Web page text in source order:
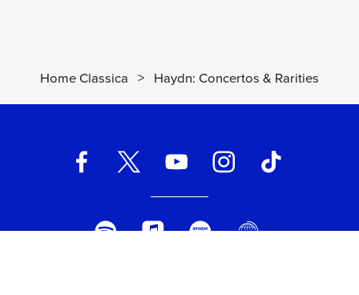
Home Classica > Haydn: Concertos & Rarities